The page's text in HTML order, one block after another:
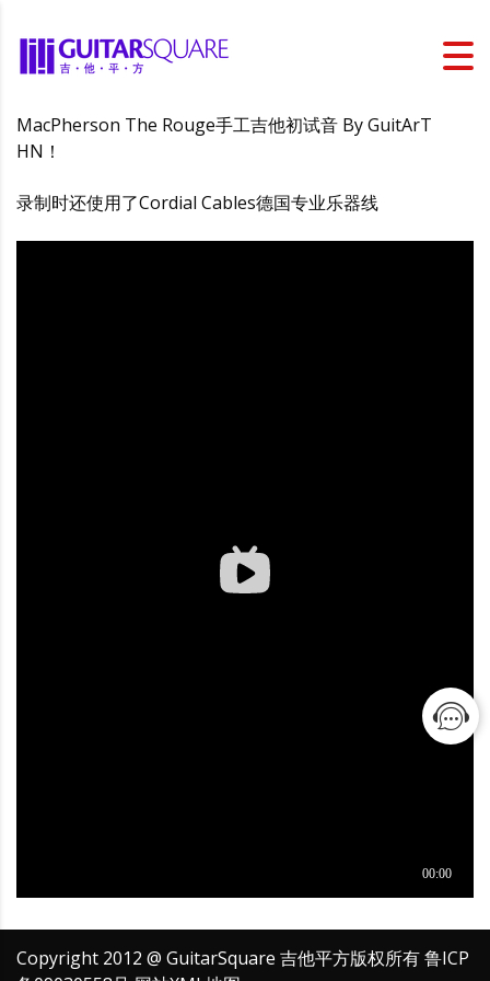
MacPherson The Rouge手工吉他初试音 By GuitArT
HN！
录制时还使用了Cordial Cables德国专业乐器线
Copyright 2012 @ GuitarSquare 吉他平方版权所有鲁ICP